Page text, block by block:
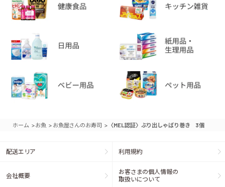
ホーム >お魚 > お魚屋さんのお寿司 > 〈MEL認証〉ぶり出しゃばり巻き 3個
配送エリア 利用規約
会社概要
お客さまの個人情報の
取扱いについて